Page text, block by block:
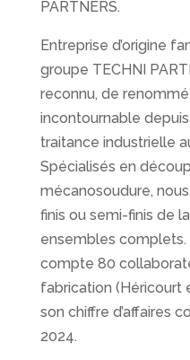
PARTNERS.
Entreprise d’origine
groupe TECHNI
reconnu, de
incontournable
traitance industrielle
Spécialisés en
mécanosoudure,
finis ou semi-finis de
ensembles complets.
compte 80
fabrication (Héricourt
son chiffre d’affaires
2024.